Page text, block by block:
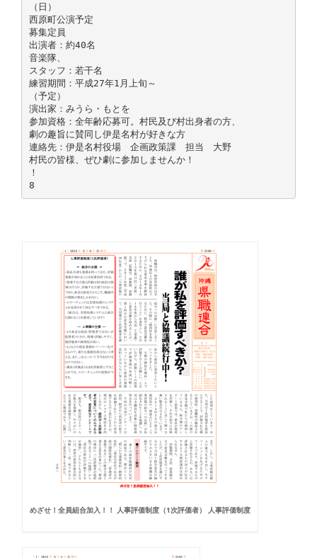
（日）
西原町公演予定
募集定員
出演者：約40名
音楽隊、
スタッフ：若干名
練習期間：平成27年1月上旬～
（予定）
演出家：みうら・もとを
参加資格：全年齢応募可。村民及び村出身者の方、
劇の趣旨に賛同し伊是名村が好きな方
連絡先：伊是名村役場 企画政策課 担当 大野
村民の皆様、ぜひ劇に参加しませんか！
！
めざせ！全員組合加入！！ 人事評価制度（1次評価者） 人事評価制度